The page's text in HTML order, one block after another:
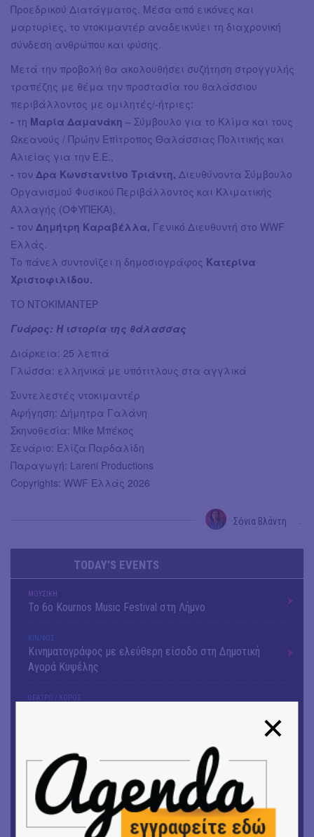
Προεδρικού Διατάγματος. Μέσα από εικόνες και
μαρτυρίες, το ντοκιμαντέρ αναδεικνύει τη διαχρονική
σύνδεση ανθρώπου και φύσης.
Μετά την προβολή θα ακολουθήσει συζήτηση στρογγυλής
τραπέζης με θέμα την προστασία του θαλάσσιου
περιβάλλοντος με ομιλητές/-ήτριες:
- τη Μαρία Δαμανάκη – Σύμβουλο για το Κλίμα και τους
Ωκεανούς / Πρώην Επίτροπος Θαλάσσιας Πολιτικής και
Αλιείας για την Ε.Ε.,
- τον Δρα Κωνσταντίνο Τριάντη, Διευθύνοντα Σύμβουλο
Οργανισμού Φυσικού Περιβάλλοντος και Κλιματικής
Αλλαγής (ΟΦΥΠΕΚΑ),
- τον Δημήτρη Καραβέλλα, Γενικό Διευθυντή στο WWF
Ελλάς.
Το πάνελ συντονίζει η δημοσιογράφος Κατερίνα
Χριστοφιλίδου.
ΤΟ ΝΤΟΚΙΜΑΝΤΕΡ
Γυάρος: Η ιστορία της θάλασσας
Διάρκεια: 25 λεπτά
Γλώσσα: ελληνικά με υπότιτλους στα αγγλικά
Συντελεστές ντοκιμαντέρ
Αφήγηση: Δήμητρα Γαλάνη
Σκηνοθεσία: Mike Μπέκος
Σενάριο: Ελίζα Παρδαλίδη
Παραγωγή: Lareni Productions
Copyrights: WWF Ελλάς 2026
Σόνια Βλάντη
TODAY'S EVENTS
ΜΟΥΣΙΚΗ
Το 6ο Kournos Music Festival στη Λήμνο
ΚΙΝ/ΦΟΣ
Κινηματογράφος με ελεύθερη είσοδο στη Δημοτική
Αγορά Κυψέλης
ΘΕΑΤΡΟ / ΧΟΡΟΣ
ΕΙΚΑΣΤΙΚΑ
Ομαδική έκθεση | Προσωρινά για Πάντα
ΕΙΚΑΣΤΙΚΑ
Αργύρης Ραλλιάς | Λιτανεία